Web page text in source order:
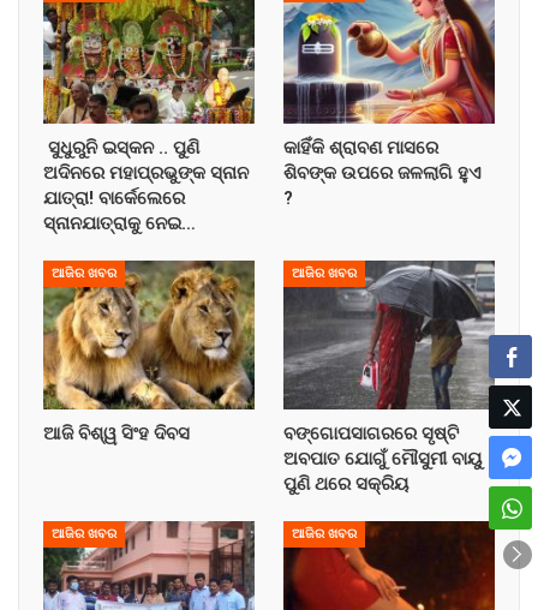
ସୁଧୁରୁନି ଇସ୍କନ .. ପୁଣି
ଅଦିନରେ ମହାପ୍ରଭୁଙ୍କ ସ୍ନାନ
ଯାତ୍ରା! ବାର୍କେଲେରେ
ସ୍ନାନଯାତ୍ରାକୁ ନେଇ…
କାହିଁକି ଶ୍ରାବଣ ମାସରେ
ଶିବଙ୍କ ଉପରେ ଜଳଲାଗି ହୁଏ
?
ଆଜିର ଖବର
ଆଜି ବିଶ୍ୱ ସିଂହ ଦିବସ
ଆଜିର ଖବର
ବଙ୍ଗୋପସାଗରରେ ସୃଷ୍ଟି
ଅବପାତ ଯୋଗୁଁ ମୌସୁମୀ ବାୟୁ
ପୁଣି ଥରେ ସକ୍ରିୟ
ଆଜିର ଖବର ଆଜିର ଖବର